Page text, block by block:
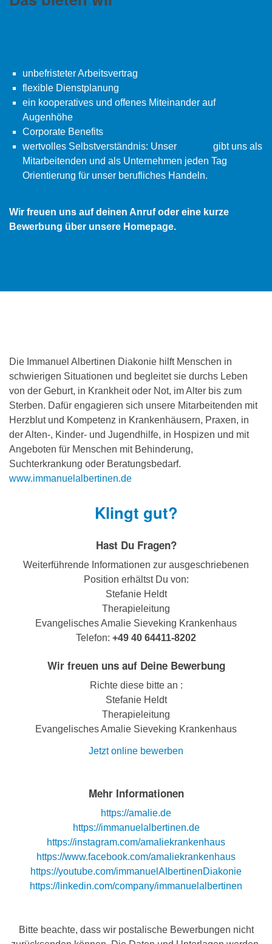
unbefristeter Arbeitsvertrag
flexible Dienstplanung
ein kooperatives und offenes Miteinander auf
Augenhöhe
Corporate Benefits
wertvolles Selbstverständnis: Unser
gibt uns als
Mitarbeitenden und als Unternehmen jeden Tag
Orientierung für unser berufliches Handeln.
Wir freuen uns auf deinen Anruf oder eine kurze
Bewerbung über unsere Homepage.
Die Immanuel Albertinen Diakonie hilft Menschen in
schwierigen Situationen und begleitet sie durchs Leben
von der Geburt, in Krankheit oder Not, im Alter bis zum
Sterben. Dafür engagieren sich unsere Mitarbeitenden mit
Herzblut und Kompetenz in Krankenhäusern, Praxen, in
der Alten-, Kinder- und Jugendhilfe, in Hospizen und mit
Angeboten für Menschen mit Behinderung,
Suchterkrankung oder Beratungsbedarf.
www.immanuelalbertinen.de
Klingt gut?
Hast Du Fragen?
Weiterführende Informationen zur ausgeschriebenen
Position erhältst Du von:
Stefanie Heldt
Therapieleitung
Evangelisches Amalie Sieveking Krankenhaus
Telefon: +49 40 64411-8202
Wir freuen uns auf Deine Bewerbung
Richte diese bitte an :
Stefanie Heldt
Therapieleitung
Evangelisches Amalie Sieveking Krankenhaus
Jetzt online bewerben
Mehr Informationen
https://amalie.de
https://immanuelalbertinen.de
https://instagram.com/amaliekrankenhaus
https://www.facebook.com/amaliekrankenhaus
https://youtube.com/immanuelAlbertinenDiakonie
https://linkedin.com/company/immanuelalbertinen
Bitte beachte, dass wir postalische Bewerbungen nicht